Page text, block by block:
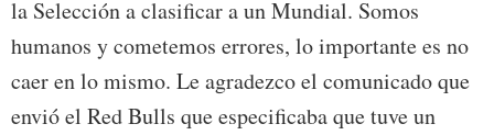
la Selección a clasificar a un Mundial. Somos
humanos y cometemos errores, lo importante es no
caer en lo mismo. Le agradezco el comunicado que
envió el Red Bulls que especificaba que tuve un